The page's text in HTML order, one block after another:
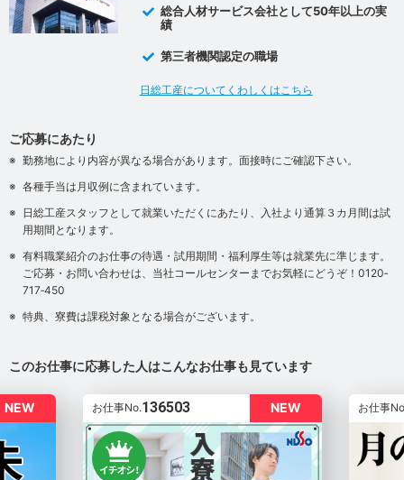
総合人材サービス会社として50年以上の実
績
第三者機関認定の職場
日総工産についてくわしくはこちら
ご応募にあたり
勤務地により内容が異なる場合があります。面接時にご確認下さい。
各種手当は月収例に含まれています。
日総工産スタッフとして就業いただくにあたり、入社より通算３カ月間は試
用期間となります。
有料職業紹介のお仕事の待遇・試用期間・福利厚生等は就業先に準じます。
ご応募・お問い合わせは、当社コールセンターまでお気軽にどうぞ！0120‐
717‐450
特典、寮費は課税対象となる場合がございます。
このお仕事に応募した人はこんなお仕事も見ています
NEW NEW
お仕事No.136503 お仕事